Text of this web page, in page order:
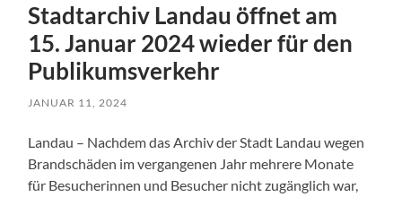
Stadtarchiv Landau öffnet am
15. Januar 2024 wieder für den
Publikumsverkehr
JANUAR 11, 2024
Landau – Nachdem das Archiv der Stadt Landau wegen
Brandschäden im vergangenen Jahr mehrere Monate
für Besucherinnen und Besucher nicht zugänglich war,